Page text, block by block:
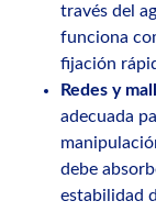
través del
funciona
fijación
Redes y
adecuada
debe
estabilidad